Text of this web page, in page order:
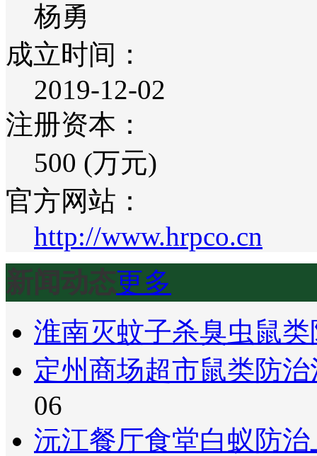
杨勇
成立时间：
2019-12-02
注册资本：
500 (万元)
官方网站：
http://www.hrpco.cn
新闻动态更多
淮南灭蚊子杀臭虫鼠
定州商场超市鼠类防
06
沅江餐厅食堂白蚁防